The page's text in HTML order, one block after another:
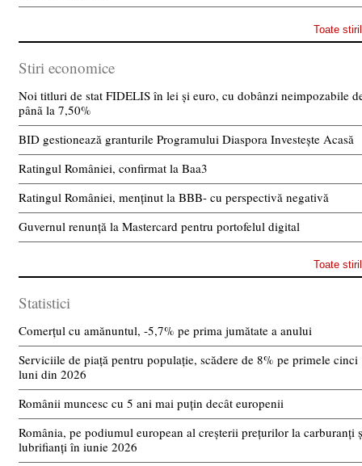
Toate
Stiri economice
Noi titluri de stat FIDELIS în lei și euro, cu dobânzi neimpozabile
pânã la 7,50%
BID gestionează granturile Programului Diaspora Investește Acasă
Ratingul României, confirmat la Baa3
Ratingul României, menținut la BBB- cu perspectivă negativă
Guvernul renunță la Mastercard pentru portofelul digital
Toate
Statistici
Comerțul cu amănuntul, -5,7% pe prima jumătate a anului
Serviciile de piață pentru populație, scădere de 8% pe primele cinci
luni din 2026
Românii muncesc cu 5 ani mai puțin decât europenii
România, pe podiumul european al creșterii prețurilor la carburanți
lubrifianți în iunie 2026